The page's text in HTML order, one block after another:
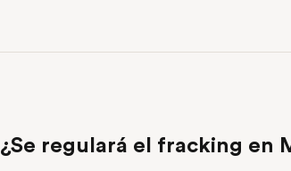
¿Se regulará el fracking en